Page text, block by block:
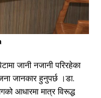
जानी नजानी परिरहेका
जानकार हुनुपर्छ ।डा.
आधारमा मात्र विरूद्ध